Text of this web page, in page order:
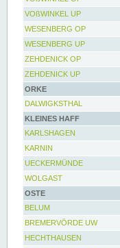
VOßWINKEL UP
WESENBERG OP
WESENBERG UP
ZEHDENICK OP
ZEHDENICK UP
ORKE
DALWIGKSTHAL
KLEINES HAFF
KARLSHAGEN
KARNIN
UECKERMÜNDE
WOLGAST
OSTE
BELUM
BREMERVÖRDE UW
HECHTHAUSEN